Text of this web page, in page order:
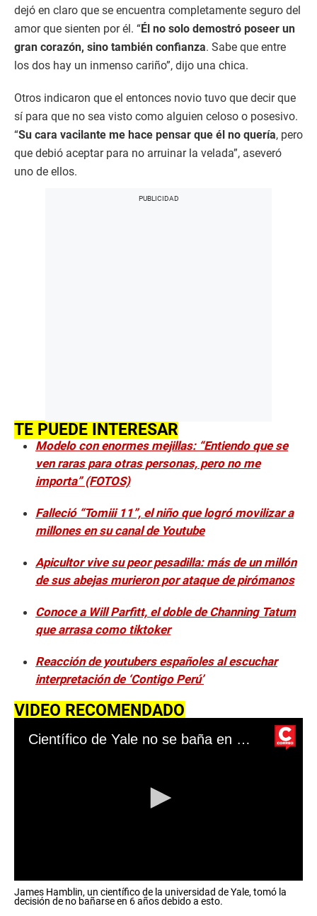
dejó en claro que se encuentra completamente seguro del
amor que sienten por él. “Él no solo demostró poseer un
gran corazón, sino también confianza. Sabe que entre
los dos hay un inmenso cariño”, dijo una chica.
Otros indicaron que el entonces novio tuvo que decir que
sí para que no sea visto como alguien celoso o posesivo.
“Su cara vacilante me hace pensar que él no quería, pero
que debió aceptar para no arruinar la velada”, aseveró
uno de ellos.
TE PUEDE INTERESAR
Modelo con enormes mejillas: “Entiendo que se
ven raras para otras personas, pero no me
importa” (FOTOS)
Falleció “Tomiii 11”, el niño que logró movilizar a
millones en su canal de Youtube
Apicultor vive su peor pesadilla: más de un millón
de sus abejas murieron por ataque de pirómanos
Conoce a Will Parfitt, el doble de Channing Tatum
que arrasa como tiktoker
Reacción de youtubers españoles al escuchar
interpretación de ‘Contigo Perú’
VIDEO RECOMENDADO
Científico de Yale no se baña en 6 años
s
e
James Hamblin, un científico de la universidad de Yale, tomó la
decisión de no bañarse en 6 años debido a esto.